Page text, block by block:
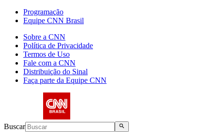
Programação
Equipe CNN Brasil
Sobre a CNN
Política de Privacidade
Termos de Uso
Fale com a CNN
Distribuição do Sinal
Faça parte da Equipe CNN
Buscar